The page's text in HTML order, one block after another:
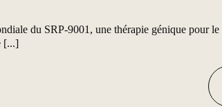
du SRP-9001, une thérapie génique pour le
[...]